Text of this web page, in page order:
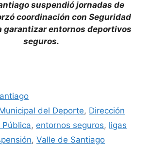
suspendió jornadas de
coordinación con Seguridad
garantizar entornos deportivos
seguros.
del Deporte, Dirección
, entornos seguros, ligas
, Valle de Santiago